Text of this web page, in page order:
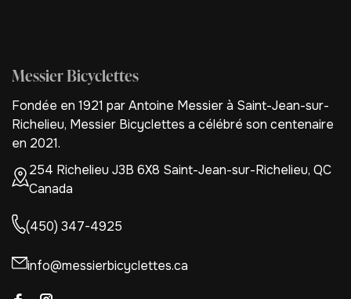
Messier Bicyclettes
Fondée en 1921 par Antoine Messier à Saint-Jean-sur-
Richelieu, Messier Bicyclettes a célébré son centenaire
en 2021.
254 Richelieu J3B 6X8 Saint-Jean-sur-Richelieu, QC
Canada
(450) 347-4925
info@messierbicyclettes.ca